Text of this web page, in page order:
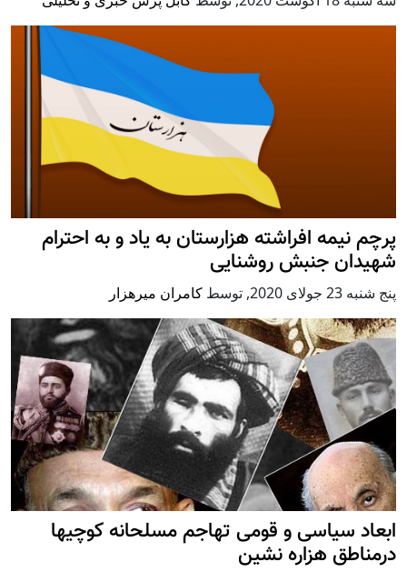
پرچم نیمه افراشته هزارستان به یاد و به احترام
شهیدان جنبش روشنایی
پنج شنبه 23 جولای 2020 , توسط کامران میرهزار
ابعاد سیاسی و قومی تهاجم مسلحانه کوچیها
درمناطق هزاره نشین